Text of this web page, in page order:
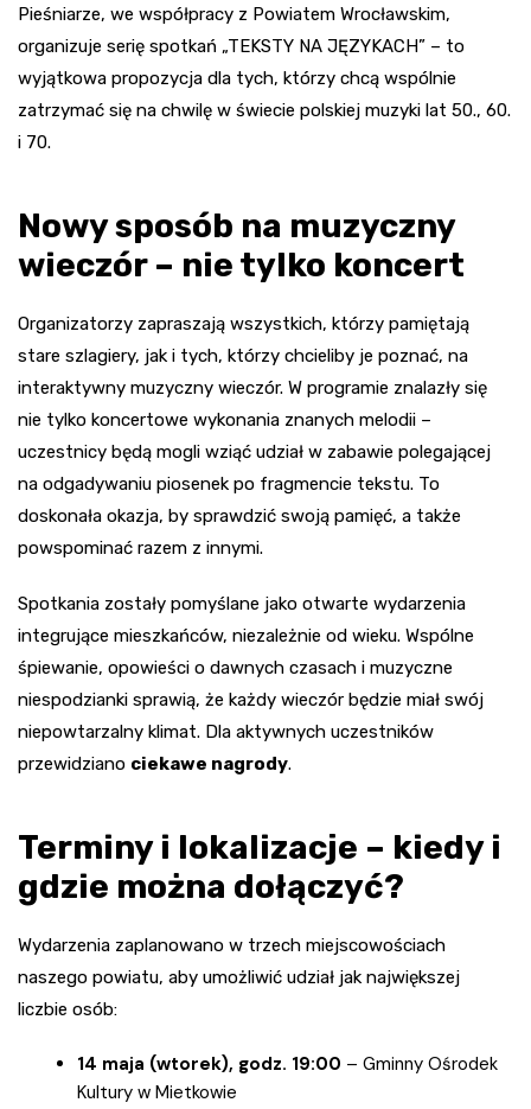
Pieśniarze, we współpracy z Powiatem Wrocławskim,
organizuje serię spotkań „TEKSTY NA JĘZYKACH” – to
wyjątkowa propozycja dla tych, którzy chcą wspólnie
zatrzymać się na chwilę w świecie polskiej muzyki lat 50., 60.
i 70.
Nowy sposób na muzyczny
wieczór – nie tylko koncert
Organizatorzy zapraszają wszystkich, którzy pamiętają
stare szlagiery, jak i tych, którzy chcieliby je poznać, na
interaktywny muzyczny wieczór. W programie znalazły się
nie tylko koncertowe wykonania znanych melodii –
uczestnicy będą mogli wziąć udział w zabawie polegającej
na odgadywaniu piosenek po fragmencie tekstu. To
doskonała okazja, by sprawdzić swoją pamięć, a także
powspominać razem z innymi.
Spotkania zostały pomyślane jako otwarte wydarzenia
integrujące mieszkańców, niezależnie od wieku. Wspólne
śpiewanie, opowieści o dawnych czasach i muzyczne
niespodzianki sprawią, że każdy wieczór będzie miał swój
niepowtarzalny klimat. Dla aktywnych uczestników
przewidziano ciekawe nagrody.
Terminy i lokalizacje – kiedy i
gdzie można dołączyć?
Wydarzenia zaplanowano w trzech miejscowościach
naszego powiatu, aby umożliwić udział jak największej
liczbie osób:
14 maja (wtorek), godz. 19:00 – Gminny Ośrodek
Kultury w Mietkowie